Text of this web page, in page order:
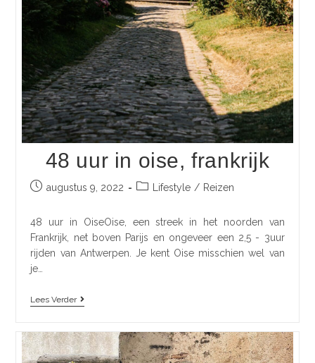
48 uur in oise, frankrijk
augustus 9, 2022 Lifestyle / Reizen
48 uur in OiseOise, een streek in het noorden van
Frankrijk, net boven Parijs en ongeveer een 2,5 - 3uur
rijden van Antwerpen. Je kent Oise misschien wel van
je…
Lees Verder